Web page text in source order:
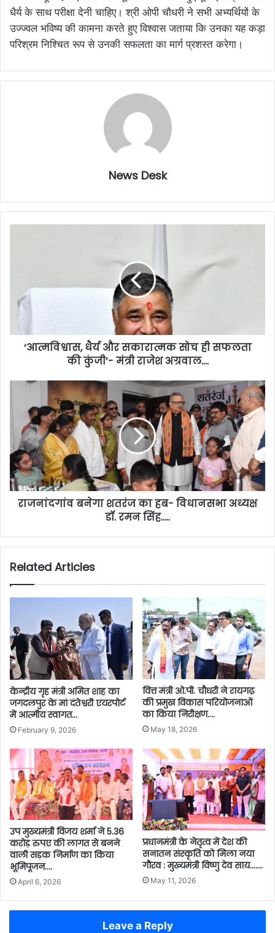
धैर्य के साथ परीक्षा देनी चाहिए। श्री ओपी चौधरी ने सभी अभ्यर्थियों के
उज्ज्वल भविष्य की कामना करते हुए विश्वास जताया कि उनका यह कड़ा
परिश्रम निश्चित रूप से उनकी सफलता का मार्ग प्रशस्त करेगा।
News Desk
‘आत्मविश्वास, धैर्य और सकारात्मक सोच ही सफलता
की कुंजी’- मंत्री राजेश अग्रवाल….
राजनांदगांव बनेगा शतरंज का हब- विधानसभा अध्यक्ष
डॉ. रमन सिंह…..
Related Articles
केन्द्रीय गृह मंत्री अमित शाह का
जगदलपुर के मां दंतेश्वरी एयरपोर्ट
में आत्मीय स्वागत…
February 9, 2026
वित्त मंत्री ओ.पी. चौधरी ने रायगढ़
की प्रमुख विकास परियोजनाओं
का किया निरीक्षण….
May 18, 2026
उप मुख्यमंत्री विजय शर्मा ने 5.36
करोड़ रुपए की लागत से बनने
वाली सड़क निर्माण का किया
भूमिपूजन….
April 6, 2026
प्रधानमंत्री के नेतृत्व में देश की
सनातन संस्कृति को मिला नया
गौरव : मुख्यमंत्री विष्णु देव साय…….
May 11, 2026
Leave a Reply